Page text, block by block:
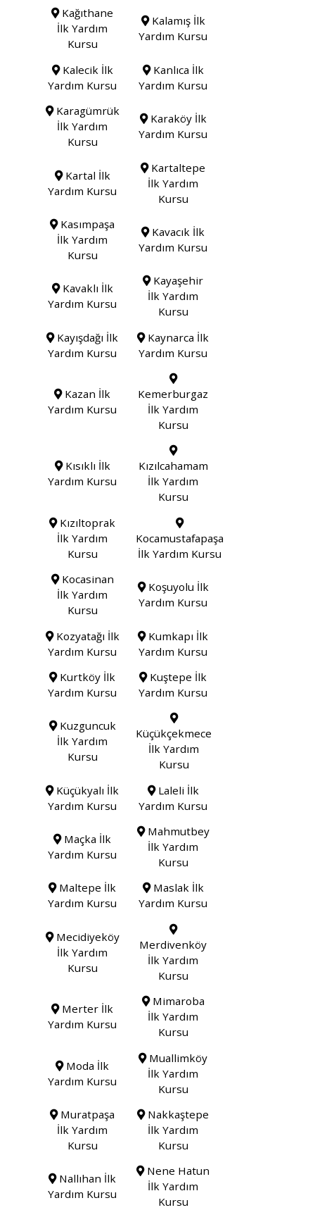
Kağıthane
İlk Yardım
Kursu
Kalamış İlk
Yardım Kursu
Kalecik İlk
Yardım Kursu
Kanlıca İlk
Yardım Kursu
Karagümrük
İlk Yardım
Kursu
Karaköy İlk
Yardım Kursu
Kartal İlk
Yardım Kursu
Kartaltepe
İlk Yardım
Kursu
Kasımpaşa
İlk Yardım
Kursu
Kavacık İlk
Yardım Kursu
Kavaklı İlk
Yardım Kursu
Kayaşehir
İlk Yardım
Kursu
Kayışdağı İlk
Yardım Kursu
Kaynarca İlk
Yardım Kursu
Kazan İlk
Yardım Kursu
Kemerburgaz
İlk Yardım
Kursu
Kısıklı İlk
Yardım Kursu
Kızılcahamam
İlk Yardım
Kursu
Kızıltoprak
İlk Yardım
Kursu
Kocamustafapaşa
İlk Yardım Kursu
Kocasinan
İlk Yardım
Kursu
Koşuyolu İlk
Yardım Kursu
Kozyatağı İlk
Yardım Kursu
Kumkapı İlk
Yardım Kursu
Kurtköy İlk
Yardım Kursu
Kuştepe İlk
Yardım Kursu
Kuzguncuk
İlk Yardım
Kursu
Küçükçekmece
İlk Yardım
Kursu
Küçükyalı İlk
Yardım Kursu
Laleli İlk
Yardım Kursu
Maçka İlk
Yardım Kursu
Mahmutbey
İlk Yardım
Kursu
Maltepe İlk
Yardım Kursu
Maslak İlk
Yardım Kursu
Mecidiyeköy
İlk Yardım
Kursu
Merdivenköy
İlk Yardım
Kursu
Merter İlk
Yardım Kursu
Mimaroba
İlk Yardım
Kursu
Moda İlk
Yardım Kursu
Muallimköy
İlk Yardım
Kursu
Muratpaşa
İlk Yardım
Kursu
Nakkaştepe
İlk Yardım
Kursu
Nallıhan İlk
Yardım Kursu
Nene Hatun
İlk Yardım
Kursu